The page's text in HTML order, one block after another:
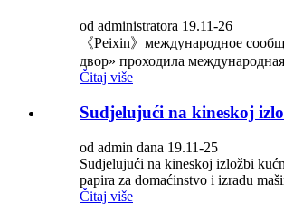
od administratora 19.11-26
《Peixin》международное
двор» проходила
Čitaj više
Sudjelujući na kineskoj
od admin dana 19.11-25
Sudjelujući na kineskoj izložbi
papira za domaćinstvo i izradu
Čitaj više